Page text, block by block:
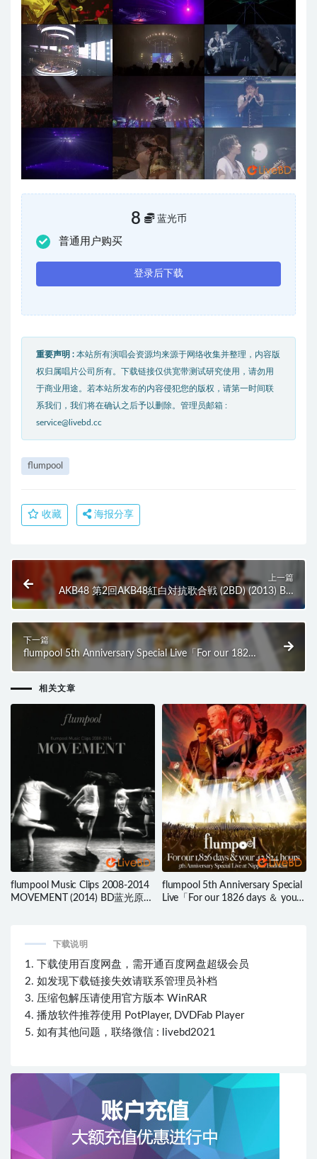
8 蓝光币
普通用户购买
登录后下载
重要声明 : 本站所有演唱会资源均来源于网络收集并整理，内容版
权归属唱片公司所有。下载链接仅供宽带测试研究使用，请勿用
于商业用途。若本站所发布的内容侵犯您的版权，请第一时间联
系我们，我们将在确认之后予以删除。管理员邮箱 :
service@livebd.cc
flumpool
收藏 海报分享
上一篇
AKB48 第2回AKB48紅白対抗歌合戦 (2BD) (2013) BD
蓝光原盘 84.3G
下一篇
flumpool 5th Anniversary Special Live「For our 1826
days ＆ your 43824 hours」at 日本武道館 (2BD)
相关文章
flumpool Music Clips 2008-2014
MOVEMENT (2014) BD蓝光原盘
flumpool 5th Anniversary Special
Live「For our 1826 days ＆ your
下载说明
1. 下载使用百度网盘，需开通百度网盘超级会员
2. 如发现下载链接失效请联系管理员补档
3. 压缩包解压请使用官方版本 WinRAR
4. 播放软件推荐使用 PotPlayer, DVDFab Player
5. 如有其他问题，联络微信 : livebd2021